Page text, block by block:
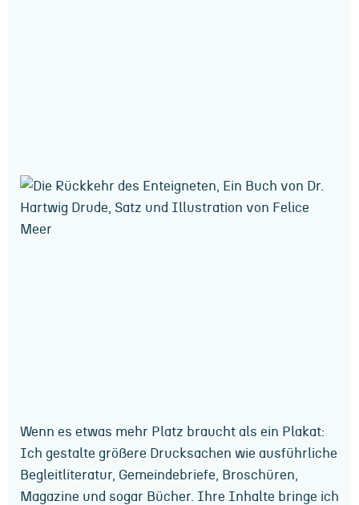
Wenn es etwas mehr Platz braucht als ein Plakat:
Ich gestalte größere Drucksachen wie ausführliche
Begleitliteratur, Gemeindebriefe, Broschüren,
Magazine und sogar Bücher. Ihre Inhalte bringe ich